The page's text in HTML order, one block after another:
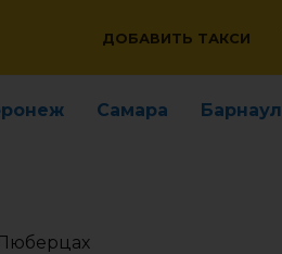
ДОБАВИТЬ ТАКСИ
Самара Барнаул